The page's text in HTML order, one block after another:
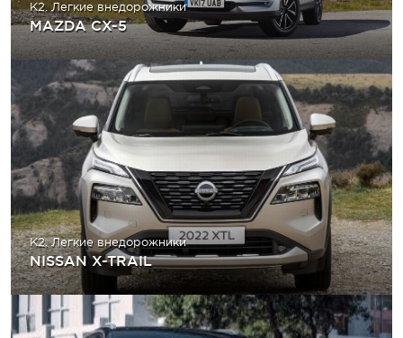
K2. Легкие внедорожники
MAZDA CX-5
K2. Легкие внедорожники
NISSAN X-TRAIL